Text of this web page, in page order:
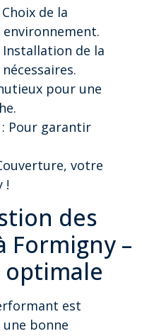
de la
de la
pour une
Pour garantir
votre
!
des
Formigny –
est
bonne